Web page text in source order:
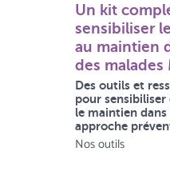
Un kit
sensibiliser
au maintien
des malades
Des outils et
pour
le maintien
approche
Nos outils